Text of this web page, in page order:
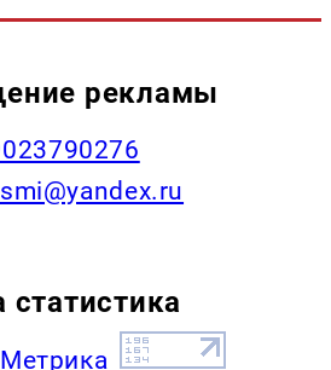
рекламы